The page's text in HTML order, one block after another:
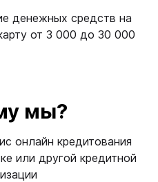
денежных средств на
от 3 000 до 30 000
мы?
онлайн кредитования
или другой кредитной